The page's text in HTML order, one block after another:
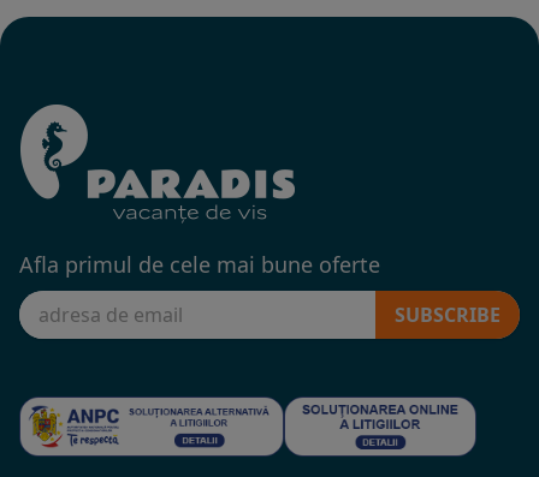
Afla primul de cele mai bune oferte
SUBSCRIBE